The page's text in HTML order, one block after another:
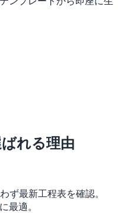
れる理由
最新工程表を確認。
最適。